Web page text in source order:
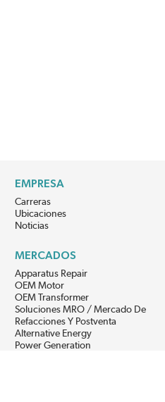
EMPRESA
Carreras
Ubicaciones
Noticias
MERCADOS
Apparatus Repair
OEM Motor
OEM Transformer
Soluciones MRO / Mercado De
Refacciones Y Postventa
Alternative Energy
Power Generation